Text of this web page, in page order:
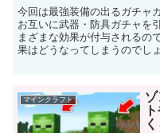
今回は最強装備の出るガチャ
お互いに武器・防具ガチャを
まざまな効果が付与されるの
果はどうなってしまうのでし
マインクラフト